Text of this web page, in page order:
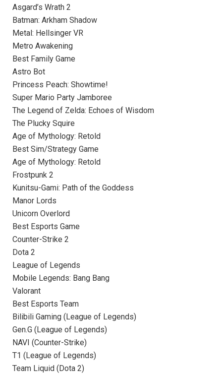
Asgard’s Wrath 2
Batman: Arkham Shadow
Metal: Hellsinger VR
Metro Awakening
Best Family Game
Astro Bot
Princess Peach: Showtime!
Super Mario Party Jamboree
The Legend of Zelda: Echoes of Wisdom
The Plucky Squire
Age of Mythology: Retold
Best Sim/Strategy Game
Age of Mythology: Retold
Frostpunk 2
Kunitsu-Gami: Path of the Goddess
Manor Lords
Unicorn Overlord
Best Esports Game
Counter-Strike 2
Dota 2
League of Legends
Mobile Legends: Bang Bang
Valorant
Best Esports Team
Bilibili Gaming (League of Legends)
Gen.G (League of Legends)
NAVI (Counter-Strike)
T1 (League of Legends)
Team Liquid (Dota 2)